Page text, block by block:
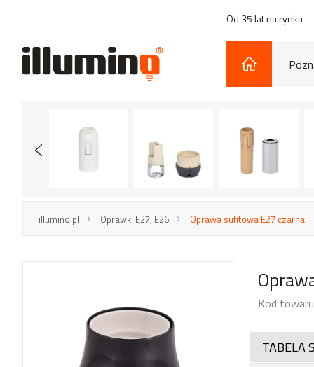
Od 35 lat na rynku
illumino.pl Oprawki E27, E26 Oprawa sufitowa E27 czarna
Kod
TABELA